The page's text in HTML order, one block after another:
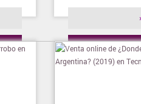
»